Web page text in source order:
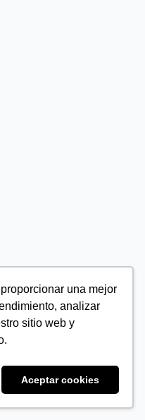
una mejor
analizar
sitio web y
Aceptar cookies